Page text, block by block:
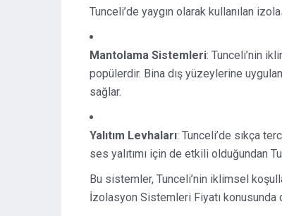
Tunceli’de yaygın olarak kullanılan
Mantolama Sistemleri: Tunceli’nin
popülerdir. Bina dış yüzeylerine
sağlar.
Yalıtım Levhaları: Tunceli’de sıkça
ses yalıtımı için de etkili olduğundan
Bu sistemler, Tunceli’nin iklimsel
İzolasyon Sistemleri Fiyatı